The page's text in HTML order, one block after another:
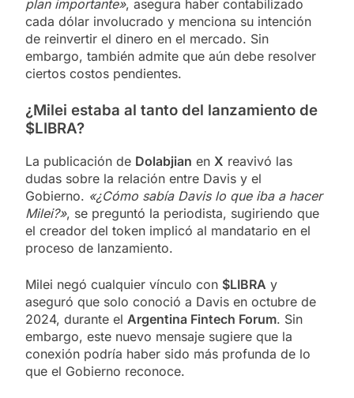
plan importante», asegura haber contabilizado
cada dólar involucrado y menciona su intención
de reinvertir el dinero en el mercado. Sin
embargo, también admite que aún debe resolver
ciertos costos pendientes.
¿Milei estaba al tanto del lanzamiento de
$LIBRA?
La publicación de Dolabjian en X reavivó las
dudas sobre la relación entre Davis y el
Gobierno. «¿Cómo sabía Davis lo que iba a hacer
Milei?», se preguntó la periodista, sugiriendo que
el creador del token implicó al mandatario en el
proceso de lanzamiento.
Milei negó cualquier vínculo con $LIBRA y
aseguró que solo conoció a Davis en octubre de
2024, durante el Argentina Fintech Forum. Sin
embargo, este nuevo mensaje sugiere que la
conexión podría haber sido más profunda de lo
que el Gobierno reconoce.